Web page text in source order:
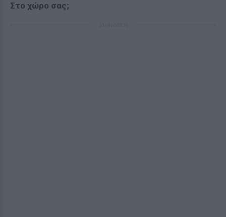
Στο χώρο σας;